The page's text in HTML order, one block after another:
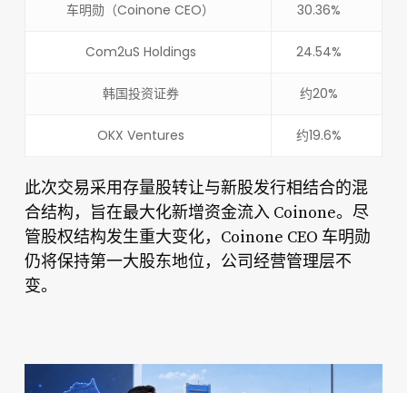
车明勋（Coinone CEO） 30.36%
Com2uS Holdings 24.54%
韩国投资证券 约20%
OKX Ventures 约19.6%
此次交易采用存量股转让与新股发行相结合的混
合结构，旨在最大化新增资金流入 Coinone。尽
管股权结构发生重大变化，Coinone CEO 车明勋
仍将保持第一大股东地位，公司经营管理层不
变。